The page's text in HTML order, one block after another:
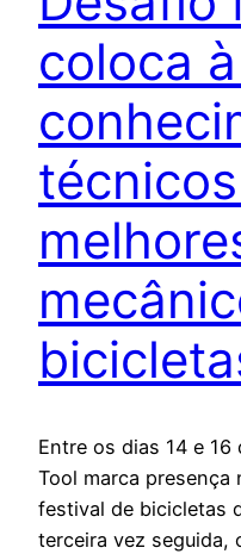
coloca
Entre os dias 14 e 16
Tool marca
festival de bicicletas
terceira vez seguida,